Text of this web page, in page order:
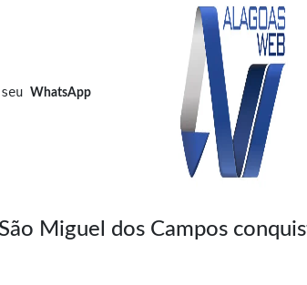
WhatsApp
Miguel dos Campos